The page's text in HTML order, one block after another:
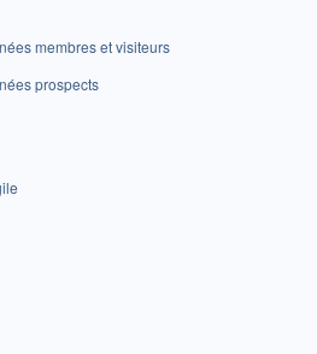
membres et visiteurs
prospects